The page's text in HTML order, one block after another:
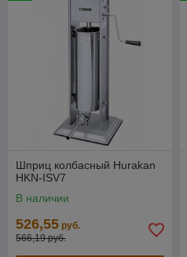
Шприц колбасный Hurakan
HKN-ISV7
В наличии
526,55 руб.
566,19 руб.